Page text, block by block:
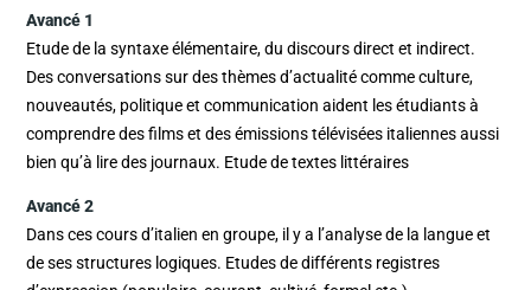
Avancé 1
Etude de la syntaxe élémentaire, du discours direct et indirect.
Des conversations sur des thèmes d’actualité comme culture,
nouveautés, politique et communication aident les étudiants à
comprendre des films et des émissions télévisées italiennes aussi
bien qu’à lire des journaux. Etude de textes littéraires
Avancé 2
Dans ces cours d’italien en groupe, il y a l’analyse de la langue et
de ses structures logiques. Etudes de différents registres